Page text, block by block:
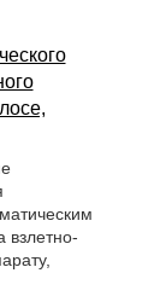
взлетно-